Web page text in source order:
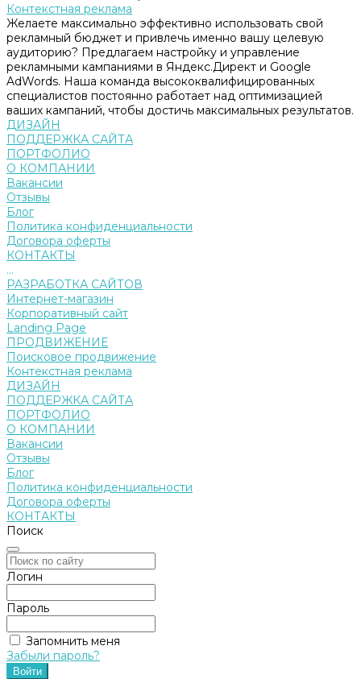
Контекстная реклама
Желаете максимально эффективно использовать свой
рекламный бюджет и привлечь именно вашу целевую
аудиторию? Предлагаем настройку и управление
рекламными кампаниями в Яндекс.Директ и Google
AdWords. Наша команда высококвалифицированных
специалистов постоянно работает над оптимизацией
ваших кампаний, чтобы достичь максимальных результатов.
ДИЗАЙН
ПОДДЕРЖКА САЙТА
ПОРТФОЛИО
О КОМПАНИИ
Вакансии
Отзывы
Блог
Политика конфиденциальности
Договора оферты
КОНТАКТЫ
...
РАЗРАБОТКА САЙТОВ
Интернет-магазин
Корпоративный сайт
Landing Page
ПРОДВИЖЕНИЕ
Поисковое продвижение
Контекстная реклама
ДИЗАЙН
ПОДДЕРЖКА САЙТА
ПОРТФОЛИО
О КОМПАНИИ
Вакансии
Отзывы
Блог
Политика конфиденциальности
Договора оферты
КОНТАКТЫ
Поиск
Логин
Пароль
Запомнить меня
Забыли пароль?